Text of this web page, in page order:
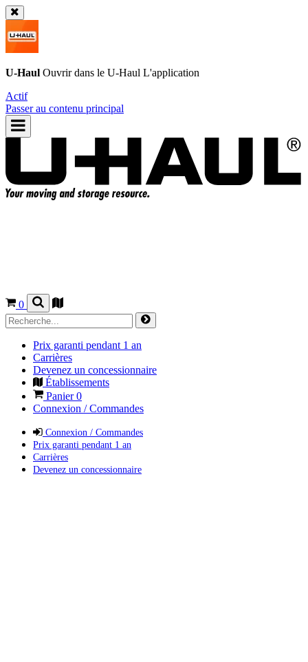
U-Haul Ouvrir dans le U-Haul L'application
Actif
Passer au contenu principal
0
Prix garanti pendant 1 an
Carrières
Devenez un concessionnaire
Établissements
Panier0
Connexion / Commandes
Connexion / Commandes
Prix garanti pendant 1 an
Carrières
Devenez un concessionnaire